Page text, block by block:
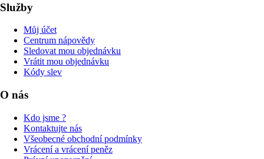
Služby
Můj účet
Centrum nápovědy
Sledovat mou objednávku
Vrátit mou objednávku
Kódy slev
O nás
Kdo jsme ?
Kontaktujte nás
Všeobecné obchodní podmínky
Vrácení a vrácení peněz